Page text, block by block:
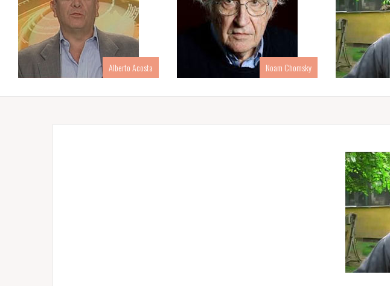
Alberto Acosta Noam Chomsky